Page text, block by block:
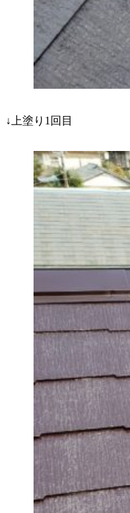
↓上塗り1回目